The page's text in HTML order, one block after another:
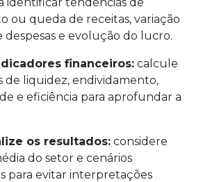
ou queda de receitas, variação
despesas e evolução do lucro.
financeiros: calcule
de liquidez, endividamento,
e eficiência para aprofundar a
os resultados: considere
do setor e cenários
para evitar interpretações